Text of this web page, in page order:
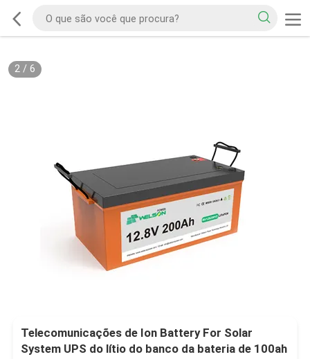
2/ 6
Telecomunicações de Ion Battery For Solar
System UPS do lítio do banco da bateria de 100ah